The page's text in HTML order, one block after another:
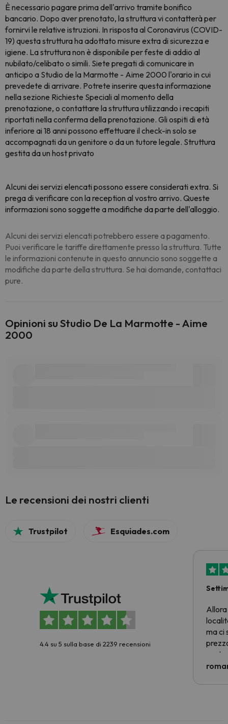
È necessario pagare prima dell'arrivo tramite bonifico
bancario. Dopo aver prenotato, la struttura vi contatterà per
fornirvi le relative istruzioni. In risposta al Coronavirus (COVID-
19) questa struttura ha adottato misure extra di sicurezza e
igiene. La struttura non è disponibile per feste di addio al
nubilato/celibato o simili. Siete pregati di comunicare in
anticipo a Studio de la Marmotte - Aime 2000 l'orario in cui
prevedete di arrivare. Potrete inserire questa informazione
nella sezione Richieste Speciali al momento della
prenotazione, o contattare la struttura utilizzando i recapiti
riportati nella conferma della prenotazione. Gli ospiti di età
inferiore ai 18 anni possono effettuare il check-in solo se
accompagnati da un genitore o da un tutore legale. Struttura
gestita da un host privato
Alcuni dei servizi elencati possono essere considerati extra. Si
prega di verificare con la reception al vostro arrivo. Queste
informazioni sono soggette a modifiche da parte dell'alloggio.
Alcuni dei servizi elencati potrebbero essere a pagamento.
Puoi verificare le tariffe direttamente presso la struttura. Tutte
le informazioni contenute in questo annuncio sono soggette a
modifiche da parte della struttura. Se hai domande, contattaci
pure.
Opinioni su Studio De La Marmotte - Aime
2000
Le recensioni dei nostri clienti
Trustpilot Esquiades.com
4.4 su 5 sulla base di 2239 recensioni
Allora
ma ci